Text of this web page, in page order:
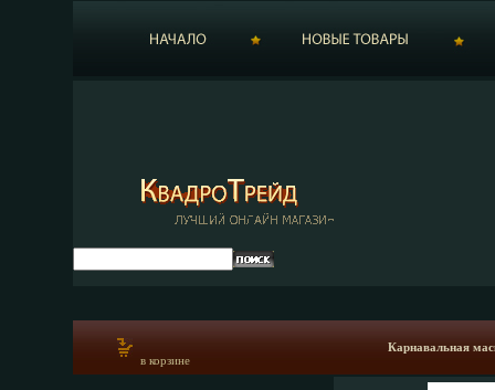
в корзине
Карнавальная